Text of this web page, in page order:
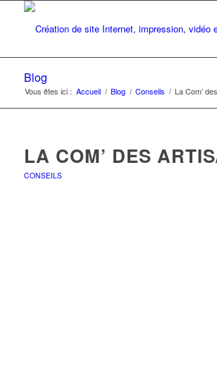
Blog
Vous êtes ici : Accueil / Blog / Conseils / La Com’
LA COM’ DES
CONSEILS